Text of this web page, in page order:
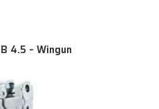
4.5 – Wingun